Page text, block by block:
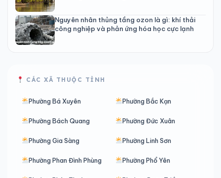
Nguyên nhân thủng tầng ozon là gì: khí thải
công nghiệp và phản ứng hóa học cực lạnh
CÁC XÃ THUỘC TỈNH
Phường Bá Xuyên Phường Bắc Kạn
Phường Bách Quang Phường Đức Xuân
Phường Gia Sàng Phường Linh Sơn
Phường Phan Đình Phùng Phường Phổ Yên